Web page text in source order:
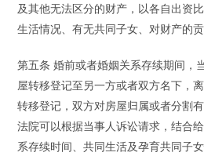
及其他无法区分的财产，以各自出资
生活情况、有无共同子女、对财产的
第五条 婚前或者婚姻关系存续期间，
屋转移登记至另一方或者双方名下，
转移登记，双方对房屋归属或者分割
法院可以根据当事人诉讼请求，结合
系存续时间、共同生活及孕育共同子